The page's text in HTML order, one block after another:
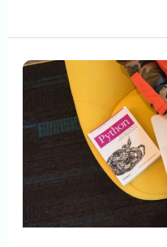
Diseñador
vs
desarrollador
web:
necesita